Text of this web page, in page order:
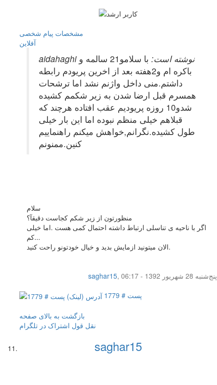
مشخصات پیام شخصی
آفلاين
aidahaghi نوشته است:
با سلامو21 سالمه و
باکره ام و2هفته بعد از اخرین پریودم رابطه
داشتم.منی داخل واژنم نشد اما ترشحات
همسرم قبل ارضا شدن به زیر شکمم کشیده
شدو10 روزه پریودیم عقب افتاده هرچند که
قبلاهم خیلی منظم نبوده اما این بار خیلی
طول کشیده.نگرانم,خواهش میکنم راهنماییم
کنین.ممنونم
سلام
منظورتون از زیر شکم کجاست دقیقآ؟
اگر با ناحیه ی تناسلی ارتباط داشته احتمال کمی هست .اما خیلی
کم...
الان میتونید ازمایش بدید و خیال خودتونو راحت کنید.
saghar15,
پنج‌شنبه 28 شهریور 1392 - 06:17
پست # 1779
بازگشت به بالای صفحه
نقل قول اشتراک در تلگرام
saghar15